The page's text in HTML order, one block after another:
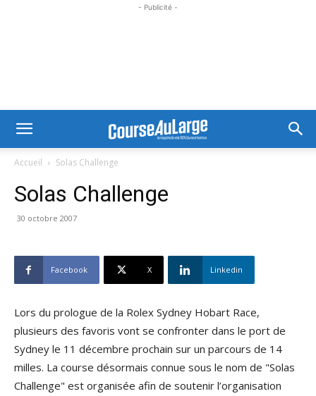
- Publicité -
Accueil Solas Challenge
Solas Challenge
30 octobre 2007
Facebook X Linkedin
Lors du prologue de la Rolex Sydney Hobart Race,
plusieurs des favoris vont se confronter dans le port de
Sydney le 11 décembre prochain sur un parcours de 14
milles. La course désormais connue sous le nom de "Solas
Challenge" est organisée afin de soutenir l’organisation